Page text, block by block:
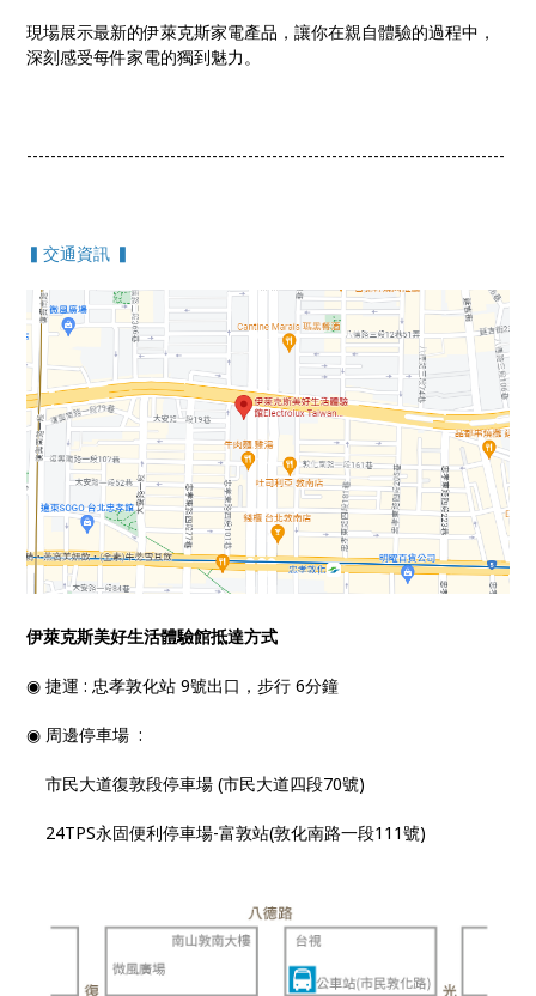
現場展示最新的伊萊克斯家電產品，讓你在親自體驗的過程中，
深刻感受每件家電的獨到魅力。
--------------------------------------------------------------------------------
▍交通資訊 ▍
伊萊克斯美好生活體驗館抵達方式
◉ 捷運 : 忠孝敦化站 9號出口，步行 6分鐘
◉ 周邊停車場 :
市民大道復敦段停車場 (市民大道四段70號)
24TPS永固便利停車場-富敦站(敦化南路一段111號)